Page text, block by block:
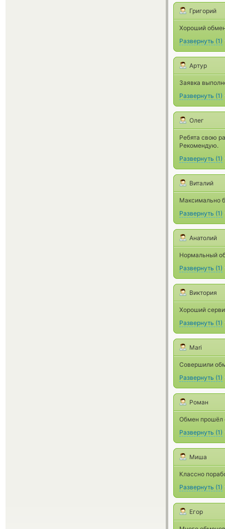
Григорий
Хороший
Развернуть (1)
Артур
Заявка
Развернуть (1)
Олег
Ребята свою
Рекомендую.
Развернуть (1)
Виталий
Максимально
Развернуть (1)
Анатолий
Нормальный
Развернуть (1)
Виктория
Хороший
Развернуть (1)
Mari
Совершили
Развернуть (1)
Роман
Обмен прошёл
Развернуть (1)
Миша
Классно
Развернуть (1)
Егор